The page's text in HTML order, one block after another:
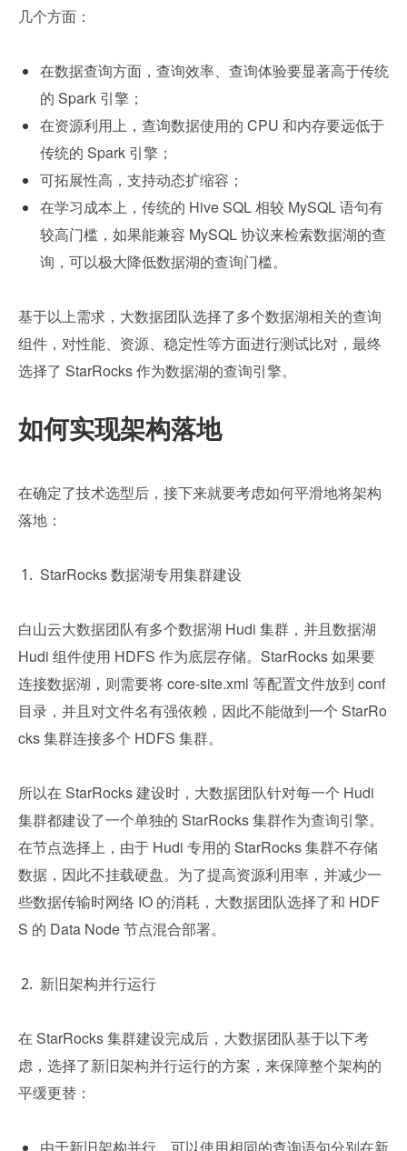
几个方面：
在数据查询方面，查询效率、查询体验要显著高于传统
的 Spark 引擎；
在资源利用上，查询数据使用的 CPU 和内存要远低于
传统的 Spark 引擎；
可拓展性高，支持动态扩缩容；
在学习成本上，传统的 Hive SQL 相较 MySQL 语句有
较高门槛，如果能兼容 MySQL 协议来检索数据湖的查
询，可以极大降低数据湖的查询门槛。
基于以上需求，大数据团队选择了多个数据湖相关的查询
组件，对性能、资源、稳定性等方面进行测试比对，最终
选择了 StarRocks 作为数据湖的查询引擎。
如何实现架构落地
在确定了技术选型后，接下来就要考虑如何平滑地将架构
落地：
StarRocks 数据湖专用集群建设
白山云大数据团队有多个数据湖 Hudi 集群，并且数据湖
Hudi 组件使用 HDFS 作为底层存储。StarRocks 如果要
连接数据湖，则需要将 core-site.xml 等配置文件放到 conf
目录，并且对文件名有强依赖，因此不能做到一个 StarRo
cks 集群连接多个 HDFS 集群。
所以在 StarRocks 建设时，大数据团队针对每一个 Hudi
集群都建设了一个单独的 StarRocks 集群作为查询引擎。
在节点选择上，由于 Hudi 专用的 StarRocks 集群不存储
数据，因此不挂载硬盘。为了提高资源利用率，并减少一
些数据传输时网络 IO 的消耗，大数据团队选择了和 HDF
S 的 Data Node 节点混合部署。
新旧架构并行运行
在 StarRocks 集群建设完成后，大数据团队基于以下考
虑，选择了新旧架构并行运行的方案，来保障整个架构的
平缓更替：